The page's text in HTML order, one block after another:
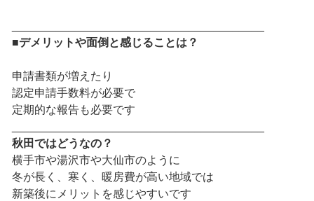
■デメリットや面倒と感じることは？
申請書類が増えたり
認定申請手数料が必要で
定期的な報告も必要です
秋田ではどうなの？
横手市や湯沢市や大仙市のように
冬が長く、寒く、暖房費が高い地域では
新築後にメリットを感じやすいです